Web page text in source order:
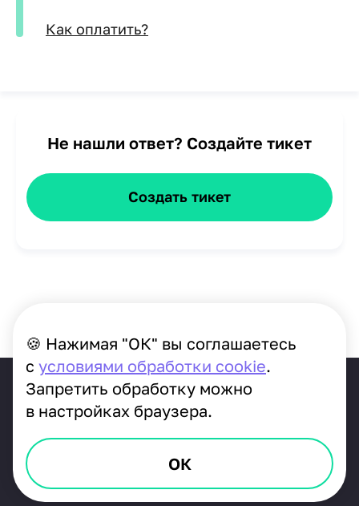
Как оплатить?
Не нашли ответ? Создайте тикет
Создать тикет
Прислать предложение
Политика приватности
Реквизиты
🍪 Нажимая "ОК" вы соглашаетесь
с условиями обработки cookie.
Запретить обработку можно
в настройках браузера.
ОК